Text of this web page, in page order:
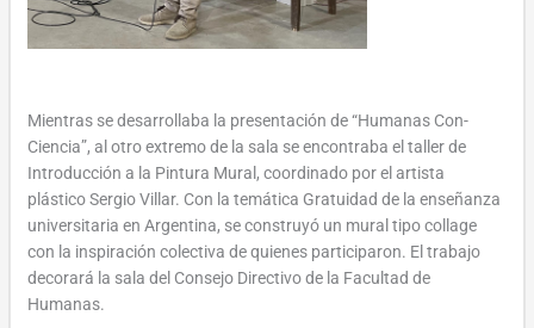
Mientras se desarrollaba la presentación de “Humanas Con-
Ciencia”, al otro extremo de la sala se encontraba el taller de
Introducción a la Pintura Mural, coordinado por el artista
plástico Sergio Villar. Con la temática Gratuidad de la enseñanza
universitaria en Argentina, se construyó un mural tipo collage
con la inspiración colectiva de quienes participaron. El trabajo
decorará la sala del Consejo Directivo de la Facultad de
Humanas.